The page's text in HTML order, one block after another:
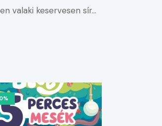
valaki keservesen sír…